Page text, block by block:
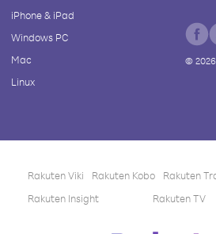
iPhone & iPad
Windows PC
Mac
Linux
© 2026
Rakuten Viki Rakuten Kobo Rakuten
Rakuten Insight
Rakuten TV